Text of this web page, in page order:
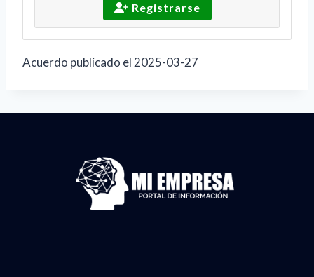
Registrarse
Acuerdo publicado el 2025-03-27